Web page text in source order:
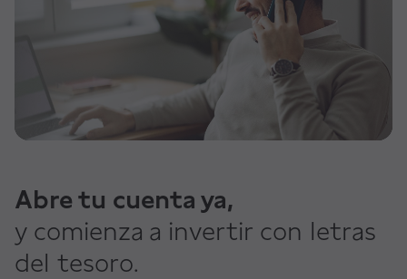
Abre tu cuenta ya,
y comienza a invertir con letras
del tesoro.